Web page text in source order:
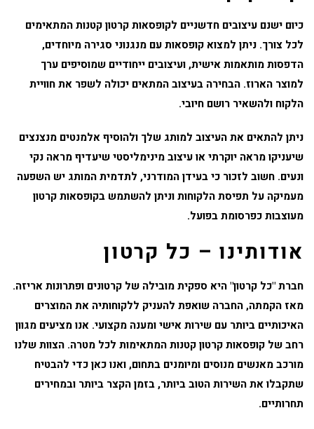
כיום ישנם עיצובים חדשניים לקופסאות קרטון קטנות המתאימים
לכל צורך. ניתן למצוא קופסאות עם מנגנוני סגירה מיוחדים,
הדפסות מותאמות אישית, ועיצובים ייחודיים שמוסיפים ערך
למוצר הארוז. הבחירה בעיצוב המתאים יכולה לשפר את חוויית
הלקוח ולהשאיר רושם חיובי.
ניתן להתאים את העיצוב למותג שלך ולהוסיף אלמנטים מנצנצים
שיעניקו מראה יוקרתי או עיצוב מינימליסטי שיעדיף מראה נקי
ונעים. חשוב לזכור כי בעידן המודרני, לתדמית המותג יש השפעה
מעמיקה על תפיסת הלקוחות וניתן להשתמש בקופסאות קרטון
מעוצבות כפרסומת בפועל.
אודותינו – כל קרטון
חברת "כל קרטון" היא ספקית מובילה של קרטונים ופתרונות אריזה.
מאז הקמתה, החברה שואפת להעניק ללקוחותיה את המוצרים
האיכותיים ביותר עם שירות אישי ומענה מקצועי. אנו מציעים מגוון
רחב של קופסאות קרטון קטנות המתאימות לכל מטרה. הצוות שלנו
מורכב מאנשים מנוסים ומיומנים בתחום, ואנו כאן כדי להבטיח
שתקבלו את השירות הטוב ביותר, בזמן הקצר ביותר ובמחירים
תחרותיים.